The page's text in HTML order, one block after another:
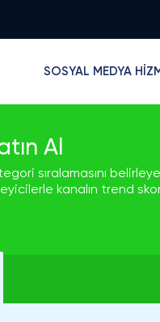
SOSYAL MEDYA
Al
sıralamasını
kanalın trend